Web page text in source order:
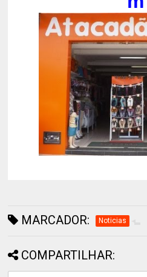
MARCADOR: Noticias
COMPARTILHAR: